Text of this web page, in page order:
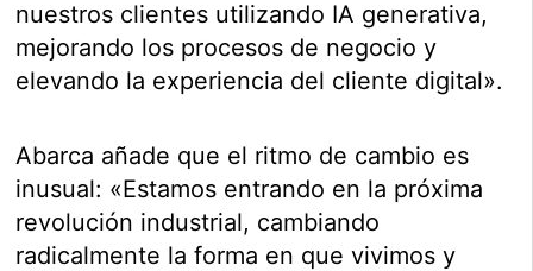
nuestros clientes utilizando IA generativa,
mejorando los procesos de negocio y
elevando la experiencia del cliente digital».
Abarca añade que el ritmo de cambio es
inusual: «Estamos entrando en la próxima
revolución industrial, cambiando
radicalmente la forma en que vivimos y